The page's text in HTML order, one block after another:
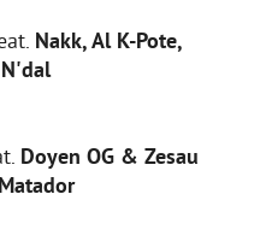
Nakk, Al K-Pote,
Doyen OG & Zesau